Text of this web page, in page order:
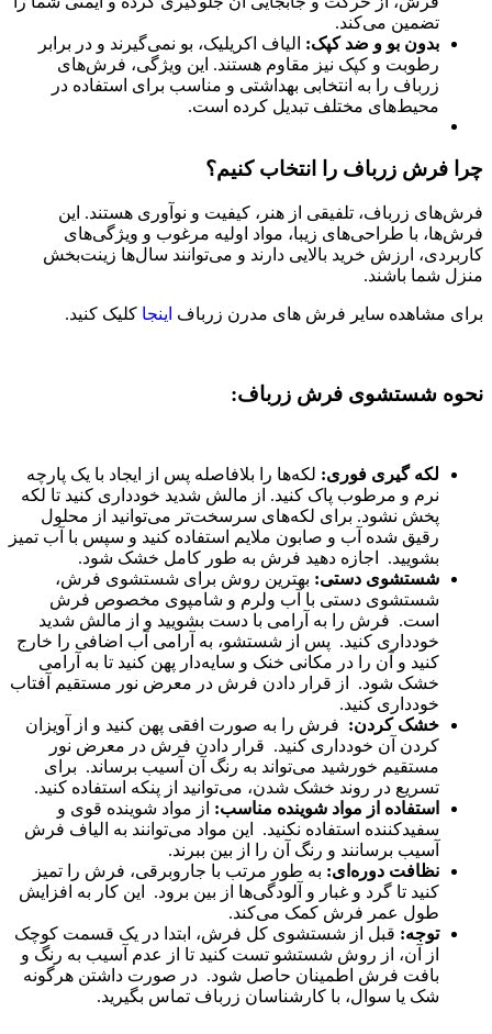
تضمین می‌کند.
بدون بو و ضد کپک: الیاف اکریلیک، بو نمی‌گیرند و در برابر
رطوبت و کپک نیز مقاوم هستند. این ویژگی، فرش‌های
زرباف را به انتخابی بهداشتی و مناسب برای استفاده در
محیط‌های مختلف تبدیل کرده است.
چرا فرش زرباف را انتخاب کنیم؟
فرش‌های زرباف، تلفیقی از هنر، کیفیت و نوآوری هستند. این
فرش‌ها، با طراحی‌های زیبا، مواد اولیه مرغوب و ویژگی‌های
کاربردی، ارزش خرید بالایی دارند و می‌توانند سال‌ها زینت‌بخش
منزل شما باشند.
برای مشاهده سایر فرش های مدرن زرباف اینجا کلیک کنید.
نحوه شستشوی فرش زرباف:
لکه گیری فوری: لکه‌ها را بلافاصله پس از ایجاد با یک پارچه
نرم و مرطوب پاک کنید. از مالش شدید خودداری کنید تا لکه
پخش نشود. برای لکه‌های سرسخت‌تر می‌توانید از محلول
رقیق شده آب و صابون ملایم استفاده کنید و سپس با آب تمیز
بشویید. اجازه دهید فرش به طور کامل خشک شود.
شستشوی دستی: بهترین روش برای شستشوی فرش،
شستشوی دستی با آب ولرم و شامپوی مخصوص فرش
است. فرش را به آرامی با دست بشویید و از مالش شدید
خودداری کنید. پس از شستشو، به آرامی آب اضافی را خارج
کنید و آن را در مکانی خنک و سایه‌دار پهن کنید تا به آرامی
خشک شود. از قرار دادن فرش در معرض نور مستقیم آفتاب
خودداری کنید.
خشک کردن: فرش را به صورت افقی پهن کنید و از آویزان
کردن آن خودداری کنید. قرار دادن فرش در معرض نور
مستقیم خورشید می‌تواند به رنگ آن آسیب برساند. برای
تسریع در روند خشک شدن، می‌توانید از پنکه استفاده کنید.
استفاده از مواد شوینده مناسب: از مواد شوینده قوی و
سفیدکننده استفاده نکنید. این مواد می‌توانند به الیاف فرش
آسیب برسانند و رنگ آن را از بین ببرند.
نظافت دوره‌ای: به طور مرتب با جاروبرقی، فرش را تمیز
کنید تا گرد و غبار و آلودگی‌ها از بین برود. این کار به افزایش
طول عمر فرش کمک می‌کند.
توجه: قبل از شستشوی کل فرش، ابتدا در یک قسمت کوچک
از آن، از روش شستشو تست کنید تا از عدم آسیب به رنگ و
بافت فرش اطمینان حاصل شود. در صورت داشتن هرگونه
شک یا سوال، با کارشناسان زرباف تماس بگیرید.